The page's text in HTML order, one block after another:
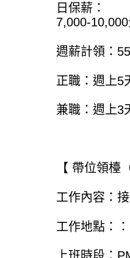
日保薪：
7,000-
週薪計領：
正職：週上5
兼職：週上3
【 帶位領檯
工作內容：
工作地點：